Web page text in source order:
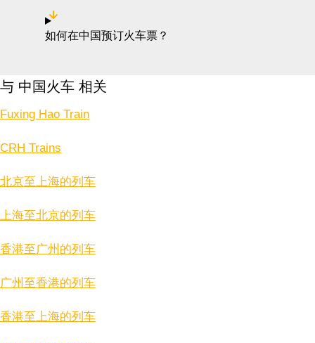
如何在中国预订火车票？
与 中国火车 相关
Fuxing Hao Train
CRH Trains
北京至上海的列车
上海至北京的列车
香港至广州的列车
广州至香港的列车
香港至上海的列车